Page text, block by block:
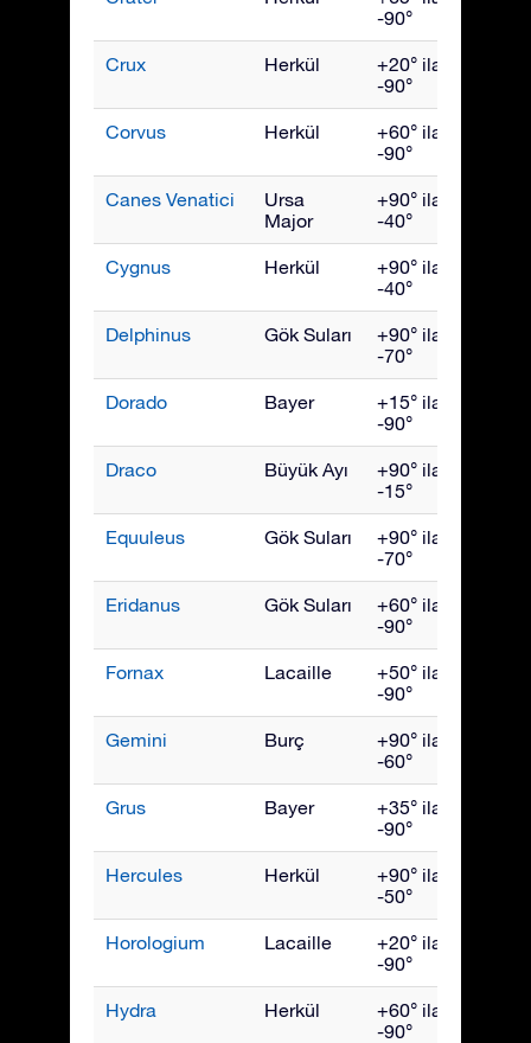
-90°
Crux Herkül
+20° ila
-90°
Corvus Herkül
+60° ila
-90°
Canes Venatici
Ursa
Major
+90° ila
-40°
Cygnus Herkül
+90° ila
-40°
Delphinus Gök Suları
+90° ila
-70°
Dorado Bayer
+15° ila
-90°
Draco Büyük Ayı
+90° ila
-15°
Equuleus Gök Suları
+90° ila
-70°
Eridanus Gök Suları
+60° ila
-90°
Fornax Lacaille
+50° ila
-90°
Gemini Burç
+90° ila
-60°
Grus Bayer
+35° ila
-90°
Hercules Herkül
+90° ila
-50°
Horologium Lacaille
+20° ila
-90°
Hydra Herkül
+60° ila
-90°